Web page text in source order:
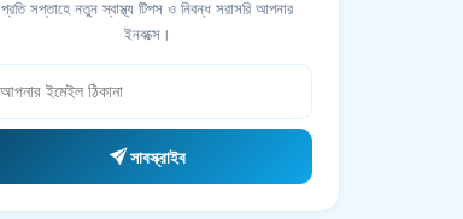
প্রতি সপ্তাহে নতুন স্বাস্থ্য টিপস ও নিবন্ধ সরাসরি আপনার
ইনবক্সে।
সাবস্ক্রাইব